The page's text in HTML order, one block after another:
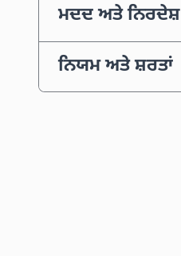
ਮਦਦ ਅਤੇ ਨਿਰਦੇਸ਼
ਨਿਯਮ ਅਤੇ ਸ਼ਰਤਾਂ